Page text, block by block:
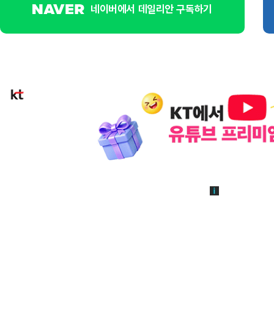
네이버에서 데일리안 구독하기